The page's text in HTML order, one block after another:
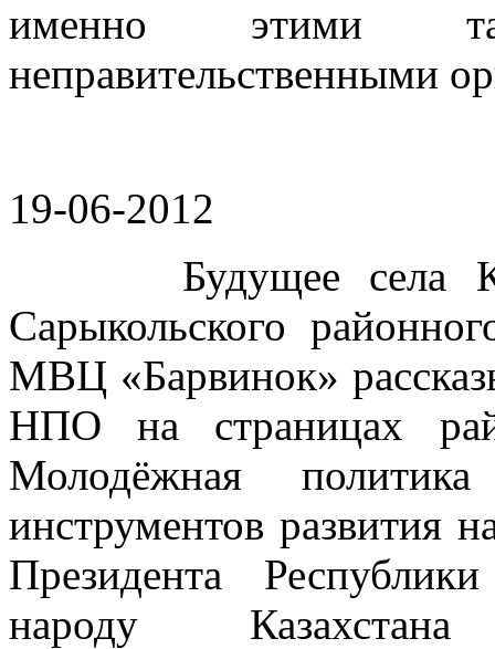
именно этими
неправительственными
19-06-2012
Будущее села
Сарыкольского
МВЦ «Барвинок»
НПО на страницах
Молодёжная
инструментов развития
Президента
народу Казахстана